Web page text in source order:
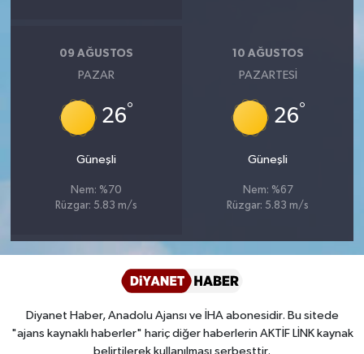
09 AĞUSTOS
PAZAR
26°
Güneşli
Nem: %70
Rüzgar: 5.83 m/s
10 AĞUSTOS
PAZARTESI
26°
Güneşli
Nem: %67
Rüzgar: 5.83 m/s
Diyanet Haber, Anadolu Ajansı ve İHA abonesidir. Bu sitede
"ajans kaynaklı haberler" hariç diğer haberlerin AKTİF LİNK kaynak
belirtilerek kullanılması serbesttir.
Düzce Müftülüğü
Edirne Müftülüğü
Elazığ Müftülüğü
Erzincan Müftülüğü
Eskişehir Müftülüğü
Gaziantep Müftülüğü
YAŞAM